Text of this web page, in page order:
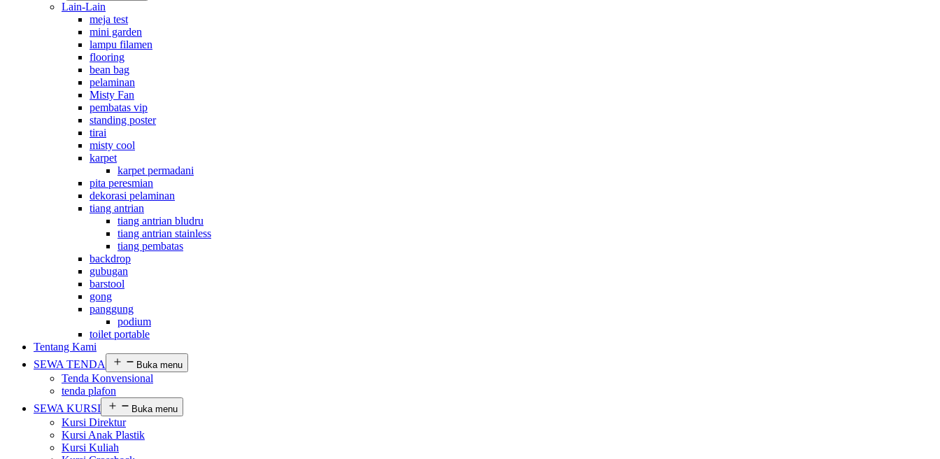
Lain-Lain
meja test
mini garden
lampu filamen
flooring
bean bag
pelaminan
Misty Fan
pembatas vip
standing poster
tirai
misty cool
karpet
karpet permadani
pita peresmian
dekorasi pelaminan
tiang antrian
tiang antrian bludru
tiang antrian stainless
tiang pembatas
backdrop
gubugan
barstool
gong
panggung
podium
toilet portable
Tentang Kami
SEWA TENDA
Buka menu
Tenda Konvensional
tenda plafon
SEWA KURSI
Buka menu
Kursi Direktur
Kursi Anak Plastik
Kursi Kuliah